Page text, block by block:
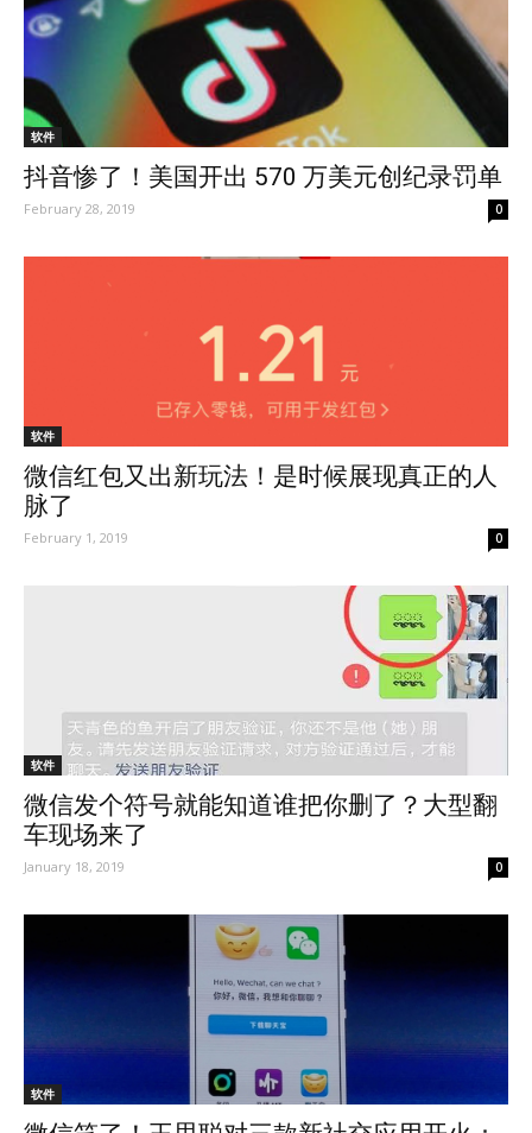
软件
抖音惨了！美国开出 570 万美元创纪录罚单
February 28, 2019 0
软件
微信红包又出新玩法！是时候展现真正的人
脉了
February 1, 2019 0
软件
微信发个符号就能知道谁把你删了？大型翻
车现场来了
January 18, 2019 0
软件